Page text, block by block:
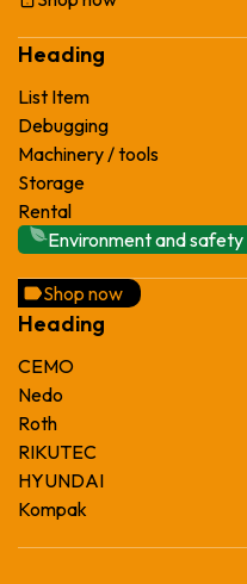
Heading
List Item
Debugging
Machinery / tools
Storage
Rental
Environment and safety
Shop now
Heading
CEMO
Nedo
Roth
RIKUTEC
HYUNDAI
Kompak